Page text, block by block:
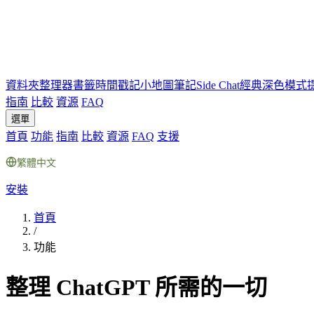
資料夾整理器書籤時間戳記小地圖筆記Side Chat經典深色模式
指南 比較 資源 FAQ
選單
首頁 功能 指南 比較 資源 FAQ 支援
繁體中文
安裝
首頁
/
功能
整理 ChatGPT 所需的一切